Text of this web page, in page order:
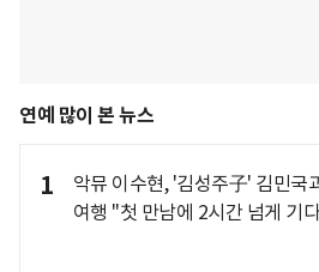
연예 많이 본 뉴스
1
악뮤 이수현, '김성주子' 김민국
여행 "첫 만남에 2시간 넘게 기